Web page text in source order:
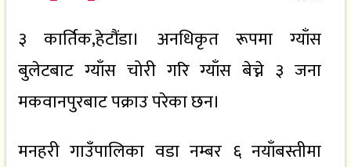
३ कार्तिक,हेटौंडा। अनधिकृत रूपमा ग्याँस
बुलेटबाट ग्याँस चोरी गरि ग्याँस बेच्ने ३ जना
मकवानपुरबाट पक्राउ परेका छन।
मनहरी गाउँपालिका वडा नम्बर ६ नयाँबस्तीमा